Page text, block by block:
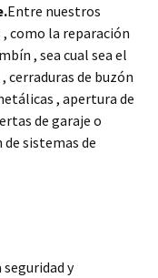
Entre nuestros
como la reparación
, sea cual sea el
cerraduras de buzón
, apertura de
de garaje o
sistemas de
y